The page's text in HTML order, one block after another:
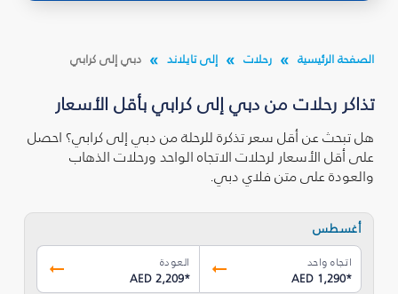
الصفحة الرئيسية رحلات إلى تايلاند دبي إلى كرابي
تذاكر رحلات من دبي إلى كرابي بأقل الأسعار
هل تبحث عن أقل سعر تذكرة للرحلة من دبي إلى كرابي؟ احصل
على أقل الأسعار لرحلات الاتجاه الواحد ورحلات الذهاب
والعودة على متن فلاي دبي.
أغسطس
اتجاه واحد
AED 1,290*
العودة
AED 2,209*